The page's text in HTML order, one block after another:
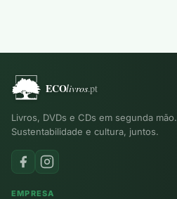
Livros, DVDs e CDs em segunda mão.
Sustentabilidade e cultura, juntos.
EMPRESA